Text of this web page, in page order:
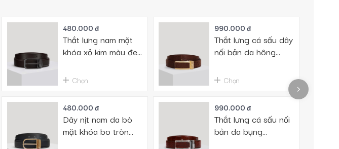
480.000 đ
Thắt lưng nam mặt
khóa xỏ kim màu đen
Chọn
480.000 đ
Dây nịt nam da bò
mặt khóa bo tròn
990.000 đ
Thắt lưng cá sấu dây
nối bản da hông
Chọn
990.000 đ
Thắt lưng cá sấu nối
bản da bụng